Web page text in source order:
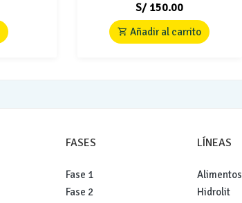
S/150.00
Añadir al carrito
FASES
Fase 1
Fase 2
LÍNEAS
Alimentos
Hidrolit